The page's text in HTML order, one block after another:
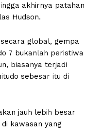
akhirnya patahan
Hudson.
global, gempa
7 bukanlah peristiwa
biasanya terjadi
sebesar itu di
jauh lebih besar
kawasan yang